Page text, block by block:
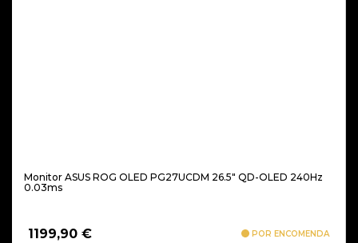
Monitor ASUS ROG OLED PG27UCDM 26.5″ QD-OLED 240Hz
0.03ms
1199,90 € POR ENCOMENDA